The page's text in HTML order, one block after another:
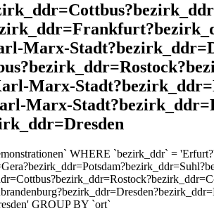
Marx-
Marx-
Marx-
WHERE `bezirk_ddr` =
GROUP BY `ort`